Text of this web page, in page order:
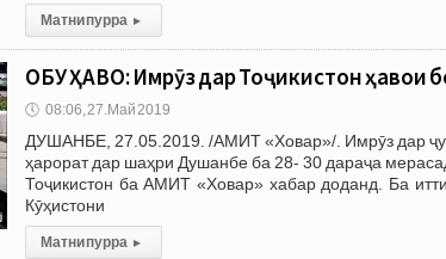
Матни пурра ▸
ОБУ ҲАВО: Имрӯз дар Тоҷикистон ҳавои
🕔 08:06, 27.Май 2019
ДУШАНБЕ, 27.05.2019. /АМИТ «Ховар»/. Имрӯз дар
ҳарорат дар шаҳри Душанбе ба 28- 30 дараҷа
Тоҷикистон ба АМИТ «Ховар» хабар доданд. Ба
Кӯҳистони
Матни пурра ▸